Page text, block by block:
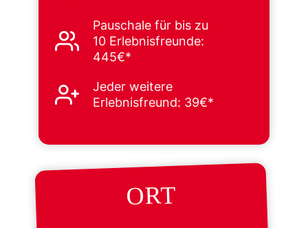
Pauschale für bis zu
10 Erlebnisfreunde:
445€*
Jeder weitere
Erlebnisfreund: 39€*
ORT